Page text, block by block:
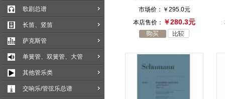
歌剧总谱
长笛、竖笛
萨克斯管
单簧管、双簧管、大管
其他管乐类
交响乐/管弦乐总谱
市场价： ￥295.0元
本店售价： ￥280.3元